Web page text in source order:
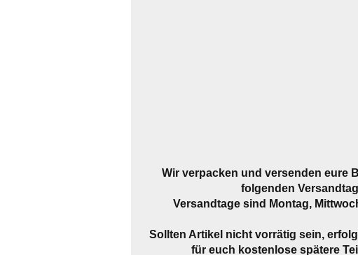
Wir verpacken und versenden eure
folgenden
Versandtage sind Montag,
Sollten Artikel nicht vorrätig sein,
für euch kostenlose spätere